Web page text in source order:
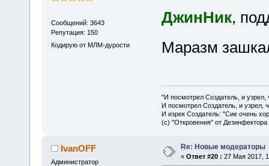
Сообщений: 3643
Репутация: 150
Кодирую от МЛМ-дурости
ДжинНик,
Маразм
"И посмотрел Создатель, и
И посмотрел Создатель, и узрел,
И изрек Создатель: "Сие очень
(с) "Откровения" от Дезинфектора
IvanOFF
Администратор
Re: Новые модераторы
« Ответ #20 : 27 Мая 2017,